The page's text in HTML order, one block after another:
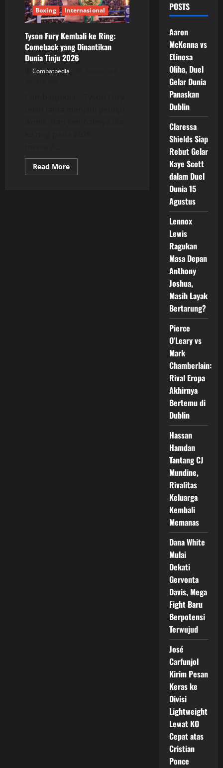
Boxing Internasional
Tyson Fury Kembali ke Ring:
Comeback yang Dinantikan
Dunia Tinju 2026
Combatpedia
Read MoreRead
more
POSTS
Aaron
McKenna vs
Etinosa
Oliha, Duel
Gelar Dunia
Panaskan
Dublin
Claressa
Shields Siap
Rebut Gelar
Kaye Scott
dalam Duel
Dunia 15
Agustus
Lennox
Lewis
Ragukan
Masa Depan
Anthony
Joshua,
Masih Layak
Bertarung?
Pierce
O’Leary vs
Mark
Chamberlain:
Rival Eropa
Akhirnya
Bertemu di
Dublin
Hassan
Hamdan
Tantang CJ
Mundine,
Rivalitas
Keluarga
Kembali
Memanas
Dana White
Mulai
Dekati
Gervonta
Davis, Mega
Fight Baru
Berpotensi
Terwujud
José
Carfunjol
Kirim Pesan
Keras ke
Divisi
Lightweight
Lewat KO
Cepat atas
Cristian
Ponce